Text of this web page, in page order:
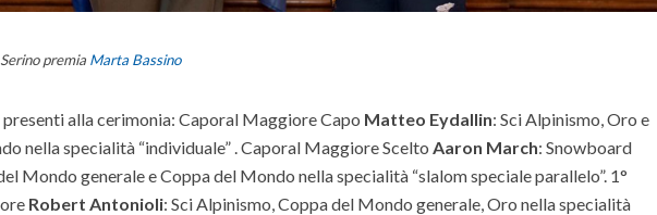
premia Marta Bassino
alla cerimonia: Caporal Maggiore Capo Matteo Eydallin: Sci Alpinismo, Oro e
nella specialità “individuale” . Caporal Maggiore Scelto Aaron March: Snowboard
Mondo generale e Coppa del Mondo nella specialità “slalom speciale parallelo”. 1°
Robert Antonioli: Sci Alpinismo, Coppa del Mondo generale, Oro nella specialità